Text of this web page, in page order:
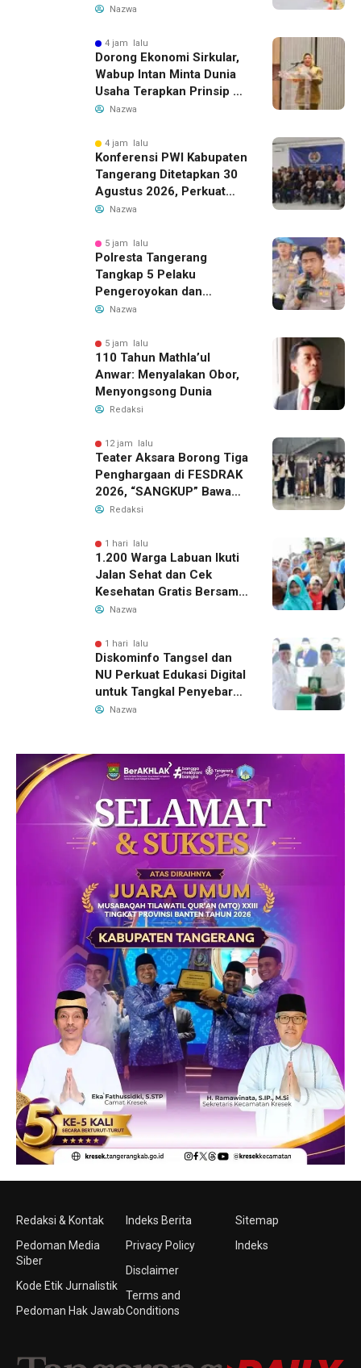
Siapkan Rekayasa Lalu
Nazwa
4 jam lalu
Dorong Ekonomi Sirkular,
Wabup Intan Minta Dunia
Usaha Terapkan Prinsip 3R
dalam Pengelolaan Limbah
Nazwa
4 jam lalu
Konferensi PWI Kabupaten
Tangerang Ditetapkan 30
Agustus 2026, Perkuat
Demokrasi dan Soliditas
Nazwa
5 jam lalu
Polresta Tangerang
Tangkap 5 Pelaku
Pengeroyokan dan
Kekerasan Seksual di
Nazwa
5 jam lalu
110 Tahun Mathla’ul
Anwar: Menyalakan Obor,
Menyongsong Dunia
Redaksi
12 jam lalu
Teater Aksara Borong Tiga
Penghargaan di FESDRAK
2026, “SANGKUP” Bawa
Pulang Juara 2 Grup
Redaksi
1 hari lalu
1.200 Warga Labuan Ikuti
Jalan Sehat dan Cek
Kesehatan Gratis Bersama
Gubernur Banten
Nazwa
1 hari lalu
Diskominfo Tangsel dan
NU Perkuat Edukasi Digital
untuk Tangkal Penyebaran
Hoaks
Nazwa
Redaksi & Kontak
Pedoman Media
Siber
Kode Etik Jurnalistik
Pedoman Hak Jawab
Indeks Berita
Privacy Policy
Disclaimer
Terms and
Conditions
Sitemap
Indeks